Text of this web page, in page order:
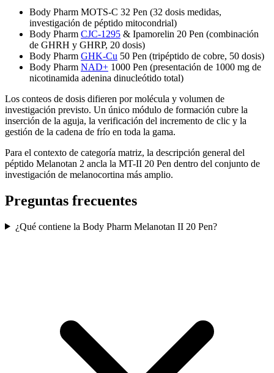
Body Pharm MOTS-C 32 Pen (32 dosis medidas,
investigación de péptido mitocondrial)
Body Pharm CJC-1295 & Ipamorelin 20 Pen (combinación
de GHRH y GHRP, 20 dosis)
Body Pharm GHK-Cu 50 Pen (tripéptido de cobre, 50 dosis)
Body Pharm NAD+ 1000 Pen (presentación de 1000 mg de
nicotinamida adenina dinucleótido total)
Los conteos de dosis difieren por molécula y volumen de
investigación previsto. Un único módulo de formación cubre la
inserción de la aguja, la verificación del incremento de clic y la
gestión de la cadena de frío en toda la gama.
Para el contexto de categoría matriz, la descripción general del
péptido Melanotan 2 ancla la MT-II 20 Pen dentro del conjunto de
investigación de melanocortina más amplio.
Preguntas frecuentes
¿Qué contiene la Body Pharm Melanotan II 20 Pen?